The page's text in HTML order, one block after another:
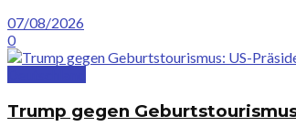
07/08/2026
0
Trump gegen